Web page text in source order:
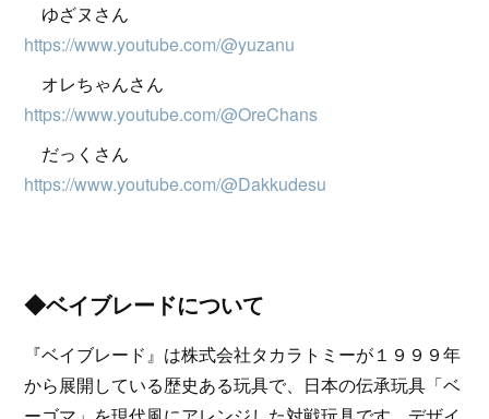
ゆざヌさん
https://www.youtube.com/@yuzanu
オレちゃんさん
https://www.youtube.com/@OreChans
だっくさん
https://www.youtube.com/@Dakkudesu
◆ベイブレードについて
『ベイブレード』は株式会社タカラトミーが１９９９年
から展開している歴史ある玩具で、日本の伝承玩具「ベ